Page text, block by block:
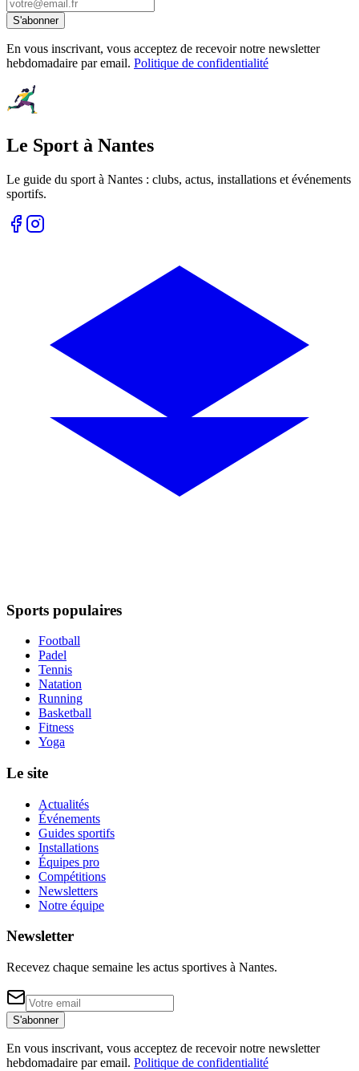
S'abonner
En vous inscrivant, vous acceptez de recevoir notre newsletter
hebdomadaire par email. Politique de confidentialité
Le Sport à Nantes
Le guide du sport à Nantes : clubs, actus, installations et événements
sportifs.
Sports populaires
Football
Padel
Tennis
Natation
Running
Basketball
Fitness
Yoga
Le site
Actualités
Événements
Guides sportifs
Installations
Équipes pro
Compétitions
Newsletters
Notre équipe
Newsletter
Recevez chaque semaine les actus sportives à Nantes.
S'abonner
En vous inscrivant, vous acceptez de recevoir notre newsletter
hebdomadaire par email. Politique de confidentialité